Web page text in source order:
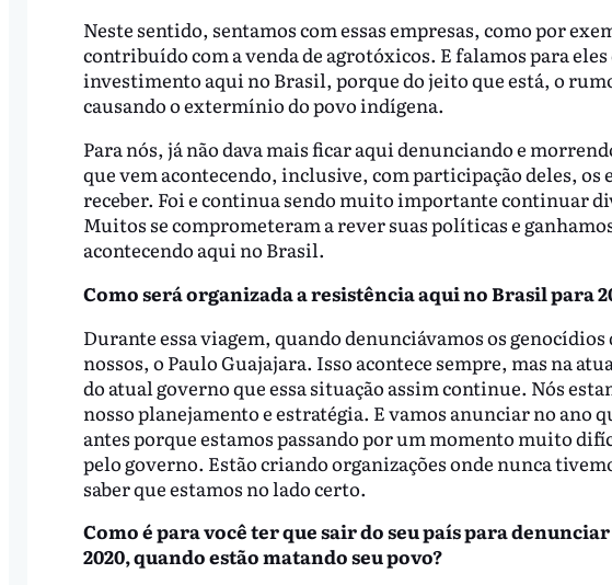
Neste sentido, sentamos com essas empresas, como por
contribuído com a venda de agrotóxicos. E falamos para
investimento aqui no Brasil, porque do jeito que está, o
causando o extermínio do povo indígena.
Para nós, já não dava mais ficar aqui denunciando e
que vem acontecendo, inclusive, com participação deles,
receber. Foi e continua sendo muito importante continuar
Muitos se comprometeram a rever suas políticas e
acontecendo aqui no Brasil.
Como será organizada a resistência aqui no Brasil para
Durante essa viagem, quando denunciávamos os
nossos, o Paulo Guajajara. Isso acontece sempre, mas na
do atual governo que essa situação assim continue. Nós
nosso planejamento e estratégia. E vamos anunciar no ano
antes porque estamos passando por um momento muito
pelo governo. Estão criando organizações onde nunca
saber que estamos no lado certo.
Como é para você ter que sair do seu país para
2020, quando estão matando seu povo?